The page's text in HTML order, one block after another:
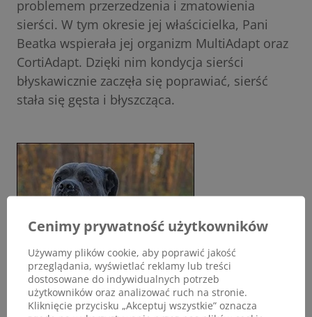
problemem przerzedzenia i zmatowienia
sierści. W tym okresie jej właścicielka, Pani
Beatka wspierała jej organizm MultiAdapt oraz
CortiAdapt. Dzięki nim kondycja sierści
błyskawicznie zaczęła się poprawiać, sierść
stała się gęsta i błyszcząca.
Cenimy prywatność użytkowników
Używamy plików cookie, aby poprawić jakość
przeglądania, wyświetlać reklamy lub treści
dostosowane do indywidualnych potrzeb
użytkowników oraz analizować ruch na stronie.
Kliknięcie przycisku „Akceptuj wszystkie” oznacza